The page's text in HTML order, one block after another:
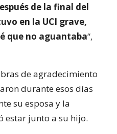
de la final del
en la UCI grave,
que no aguantaba“,
de agradecimiento
durante esos días
su esposa y la
estar junto a su hijo.